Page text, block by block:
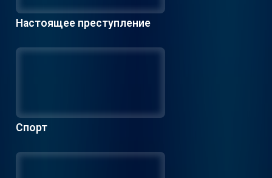
Настоящее преступление
Спорт